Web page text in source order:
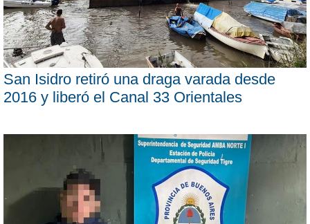
San Isidro retiró una draga varada desde
2016 y liberó el Canal 33 Orientales